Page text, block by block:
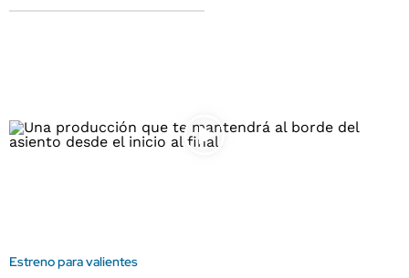
Estreno para valientes